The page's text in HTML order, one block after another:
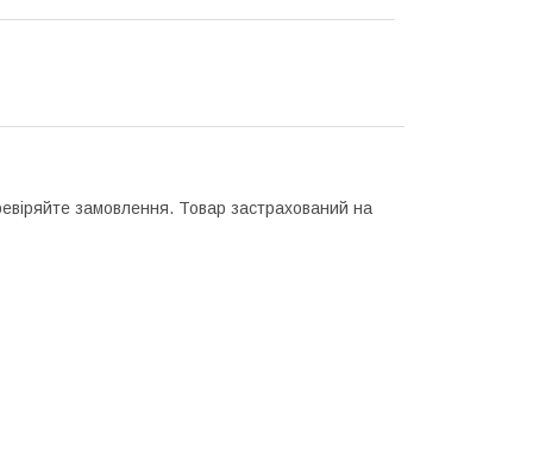
замовлення. Товар застрахований на